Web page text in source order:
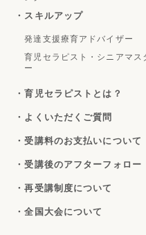
・スキルアップ
発達支援療育アドバイザー
育児セラピスト・シニアマス
ー
・育児セラピストとは？
・よくいただくご質問
・受講料のお支払いについて
・受講後のアフターフォロー
・再受講制度について
・全国大会について